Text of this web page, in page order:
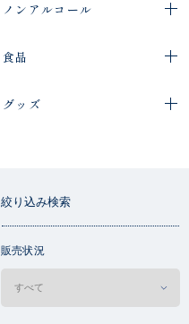
ノンアルコール
食品
グッズ
絞り込み検索
販売状況